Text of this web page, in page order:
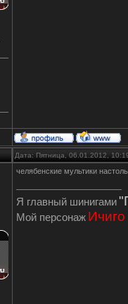
Дата: Пятница, 06.01.2012,
челябенские мультики
Я главный шинигами
Мой персонаж